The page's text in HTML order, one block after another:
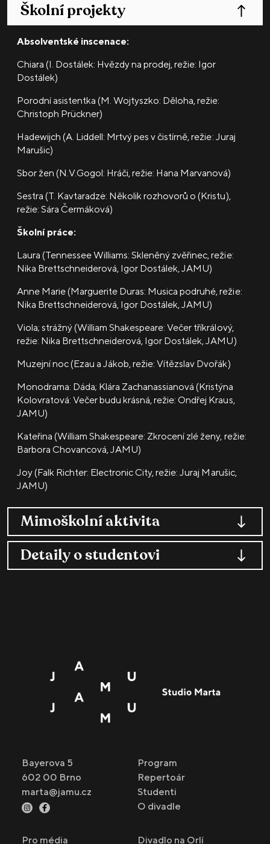
Školní projekty
Absolventské inscenace:
Chiara (I. Dostálek: Hvězdy na prodej, režie: Igor
Dostálek)
Porodní asistentka (M. Wojtyszko: Děloha, režie:
Christoph Prückner)
Hadewijch (A. Liddell: Mrtvý pes v čistírně, režie: Juraj
Marušic)
Sbor žen (N.V.Gogol: Hráči, režie: Hana Marvanová)
Sestra (T. Kavtaradzė: Několik rozhovorů o (Kristu),
režie: Sára Čermáková)
Školní práce:
Laura (Tennessee Williams: Skleněný zvěřinec, režie:
Nika Brettschneiderová, Igor Dostálek, JAMU)
Anne Marie (Marguerite Duras: Musica podruhé, režie:
Nika Brettschneiderová, Igor Dostálek, JAMU)
Viola; strážný (William Shakespeare: Večer tříkrálový,
režie: Nika Brettschneiderová, Igor Dostálek, JAMU)
Muzejní noc (Ezau a Jákob, režie: Vítězslav Dvořák)
Monodrama: Dáda; Klára Zachanassianová (Kristýna
Kolovratová: Večer budu krásná, režie: Ondřej Kraus,
JAMU)
Kateřina (William Shakespeare: Zkrocení zlé ženy, režie:
Barbora Chovancová, JAMU)
Joy (Falk Richter: Electronic City, režie: Juraj Marušic,
JAMU)
Mimoškolní aktivita
Detaily o studentovi
Bayerova 5
602 00 Brno
marta@jamu.cz
Program
Repertoár
Studenti
O divadle
Pro média Divadlo na Orlí